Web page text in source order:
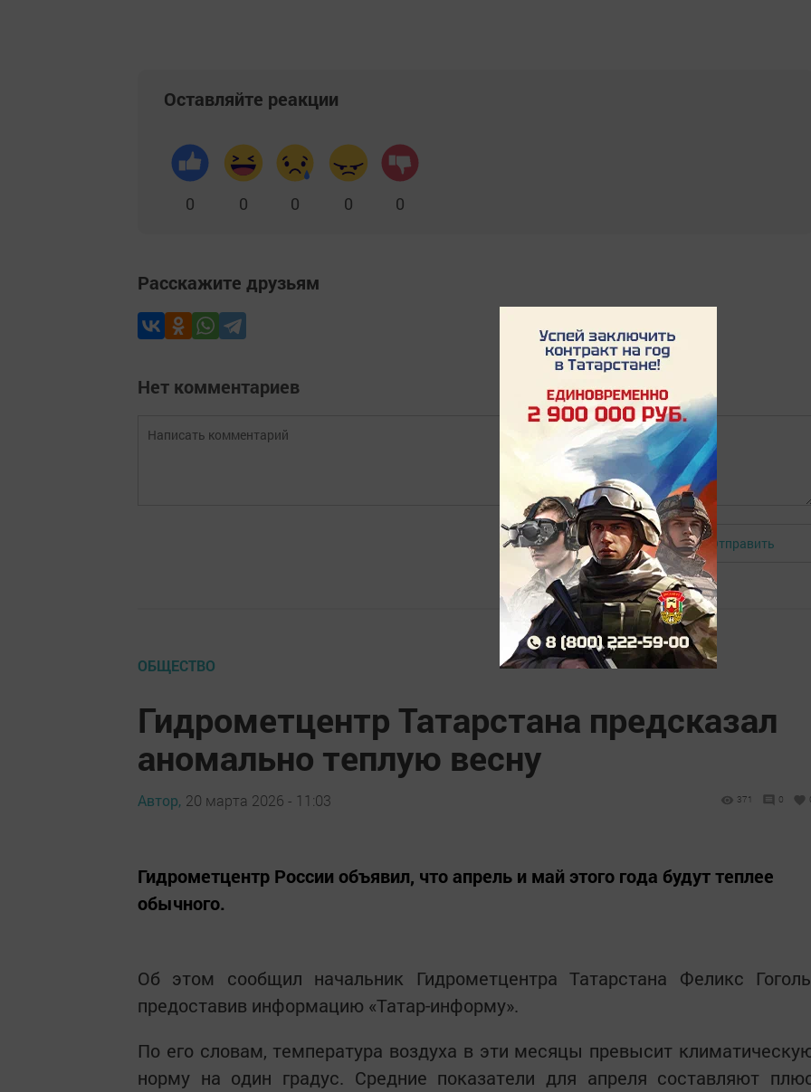
Оставляйте реакции
0 0 0 0 0
Расскажите друзьям
Нет комментариев
Авторизоваться Отправить
ОБЩЕСТВО
Гидрометцентр Татарстана предсказал
аномально теплую весну
Автор, 20 марта 2026 - 11:03 371 0
Гидрометцентр России объявил, что апрель и май этого года будут теплее
обычного.
Об этом сообщил начальник Гидрометцентра Татарстана Феликс
предоставив информацию «Татар-информу».
По его словам, температура воздуха в эти месяцы превысит
норму на один градус. Средние показатели для апреля составляют